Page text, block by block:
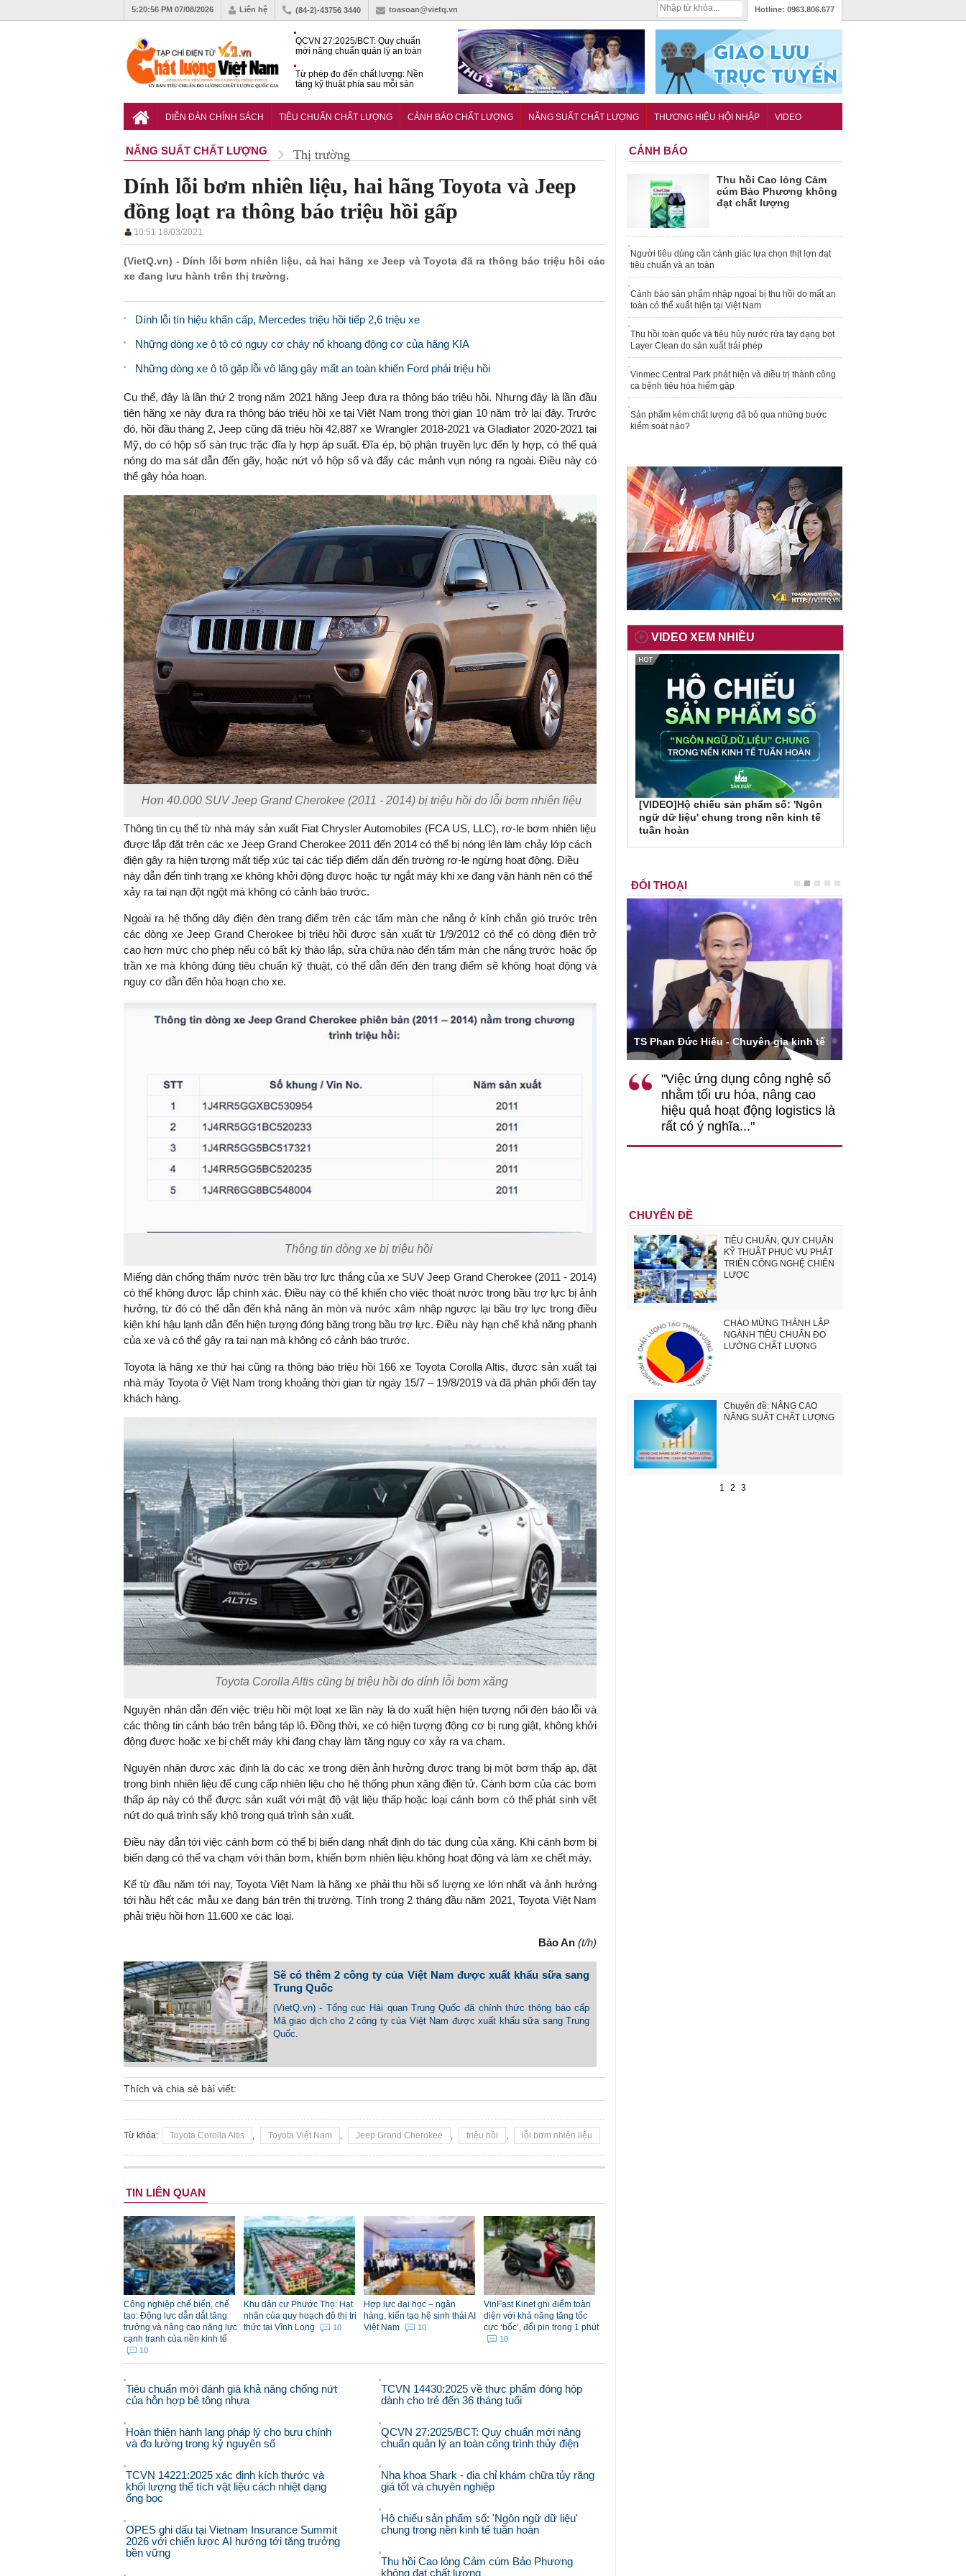
5:20:57 PM 07/08/2026 Liên hệ (84-2)-43756 3440 toasoan@vietq.vn Hotline: 0963.806.677
QCVN 27:2025/BCT: Quy chuẩn
mới nâng chuẩn quản lý an toàn
Từ phép đo đến chất lượng: Nền
tảng kỹ thuật phía sau mỗi sản
của quy hoạch đô thị tri thức tại
DIỄN ĐÀN CHÍNH SÁCH TIÊU CHUẨN CHẤT LƯỢNG CẢNH BÁO CHẤT LƯỢNG NĂNG SUẤT CHẤT LƯỢNG THƯƠNG HIỆU HỘI NHẬP VIDEO
NĂNG SUẤT CHẤT LƯỢNG Thị trường
Dính lỗi bơm nhiên liệu, hai hãng Toyota và Jeep
đồng loạt ra thông báo triệu hồi gấp
10:51 18/03/2021
(VietQ.vn) - Dính lỗi bơm nhiên liệu, cả hai hãng xe Jeep và Toyota đã ra thông báo triệu hồi các
xe đang lưu hành trên thị trường.
Dính lỗi tín hiệu khẩn cấp, Mercedes triệu hồi tiếp 2,6 triệu xe
Những dòng xe ô tô có nguy cơ cháy nổ khoang động cơ của hãng KIA
Những dòng xe ô tô gặp lỗi vô lăng gây mất an toàn khiến Ford phải triệu hồi
Cụ thể, đây là lần thứ 2 trong năm 2021 hãng Jeep đưa ra thông báo triệu hồi. Nhưng đây là lần đầu
tiên hãng xe này đưa ra thông báo triệu hồi xe tại Việt Nam trong thời gian 10 năm trở lại đây. Trước
đó, hồi đầu tháng 2,Jeep cũng đã triệu hồi 42.887 xe Wrangler 2018-2021 và Gladiator 2020-2021 tại
Mỹ, do có hộp số sàn trục trặc đĩa ly hợp áp suất. Đĩa ép, bộ phận truyền lực đến ly hợp, có thể quá
nóng do ma sát dẫn đến gãy, hoặc nứt vỏ hộp số và đẩy các mảnh vụn nóng ra ngoài. Điều này có
thể gây hỏa hoạn.
Hơn 40.000 SUV Jeep Grand Cherokee (2011 - 2014) bị triệu hồi do lỗi bơm nhiên liệu
Thông tin cụ thể từ nhà máy sản xuất Fiat Chrysler Automobiles (FCA US, LLC), rơ-le bơm nhiên liệu
được lắp đặt trên các xe Jeep Grand Cherokee 2011 đến 2014 có thể bị nóng lên làm chảy lớp cách
điện gây ra hiện tượng mất tiếp xúc tại các tiếp điểm dấn đến trường rơ-le ngừng hoạt động. Điều
này dẫn đến tình trạng xe không khởi động được hoặc tự ngắt máy khi xe đang vận hành nên có thể
xảy ra tai nạn đột ngột mà không có cảnh báo trước.
Ngoài ra hệ thống dây điện đèn trang điểm trên các tấm màn che nắng ở kính chắn gió trước trên
các dòng xe Jeep Grand Cherokee bị triệu hồi được sản xuất từ 1/9/2012 có thể có dòng điện trở
cao hơn mức cho phép nếu có bất kỳ tháo lắp, sửa chữa nào đến tấm màn che nắng trước hoặc ốp
trần xe mà không đúng tiêu chuẩn kỹ thuật, có thể dẫn đến đèn trang điểm sẽ không hoạt động và
nguy cơ dẫn đến hỏa hoạn cho xe.
Thông tin dòng xe bị triệu hồi
Miếng dán chống thấm nước trên bầu trợ lực thắng của xe SUV Jeep Grand Cherokee (2011 - 2014)
có thể không được lắp chính xác. Điều này có thể khiến cho việc thoát nước trong bầu trợ lực bị ảnh
hưởng, từ đó có thể dẫn đến khả năng ăn mòn và nước xâm nhập ngược lại bầu trợ lực trong điều
kiện khí hậu lạnh dẫn đến hiện tượng đóng băng trong bầu trợ lực. Điều này hạn chế khả năng phanh
của xe và có thể gây ra tai nạn mà không có cảnh báo trước.
Toyota là hãng xe thứ hai cũng ra thông báo triệu hồi 166 xe Toyota Corolla Altis, được sản xuất tại
nhà máy Toyota ở Việt Nam trong khoảng thời gian từ ngày 15/7 – 19/8/2019 và đã phân phối đến tay
khách hàng.
Toyota Corolla Altis cũng bị triệu hồi do dính lỗi bơm xăng
Nguyên nhân dẫn đến việc triệu hồi một loạt xe lần này là do xuất hiện hiện tượng nổi đèn báo lỗi và
các thông tin cảnh báo trên bảng táp lô. Đồng thời, xe có hiện tượng động cơ bị rung giật, không khởi
động được hoặc xe bị chết máy khi đang chạy làm tăng nguy cơ xảy ra va chạm.
Nguyên nhân được xác định là do các xe trong diện ảnh hưởng được trang bị một bơm thấp áp, đặt
trong bình nhiên liệu để cung cấp nhiên liệu cho hệ thống phun xăng điện tử. Cánh bơm của các bơm
thấp áp này có thể được sản xuất với mật độ vật liệu thấp hoặc loại cánh bơm có thể phát sinh vết
nứt do quá trình sấy khô trong quá trình sản xuất.
Điều này dẫn tới việc cánh bơm có thể bị biến dạng nhất định do tác dụng của xăng. Khi cánh bơm bị
biến dạng có thể va chạm với thân bơm, khiến bơm nhiên liệu không hoạt động và làm xe chết máy.
Kể từ đầu năm tới nay, Toyota Việt Nam là hãng xe phải thu hồi số lượng xe lớn nhất và ảnh hưởng
tới hầu hết các mẫu xe đang bán trên thị trường. Tính trong 2 tháng đầu năm 2021, Toyota Việt Nam
phải triệu hồi hơn 11.600 xe các loại.
Bảo An (t/h)
Sẽ có thêm 2 công ty của Việt Nam được xuất khẩu sữa sang
Trung Quốc
(VietQ.vn) - Tổng cục Hải quan Trung Quốc đã chính thức thông báo cấp
Mã giao dịch cho 2 công ty của Việt Nam được xuất khẩu sữa sang Trung
Quốc.
Thích và chia sẻ bài viết:
Từ khóa: Toyota Corolla Altis , Toyota Việt Nam , Jeep Grand Cherokee , triệu hồi , lỗi bơm nhiên liệu
TIN LIÊN QUAN
Công nghiệp chế biến, chế
tạo: Động lực dẫn dắt tăng
trưởng và nâng cao năng lực
cạnh tranh của nền kinh tế
10
Khu dân cư Phước Thọ: Hạt
nhân của quy hoạch đô thị tri
thức tại Vĩnh Long
10
Hợp lực đại học – ngân
hàng, kiến tạo hệ sinh thái AI
Việt Nam
10
VinFast Kinet ghi điểm toàn
diện với khả năng tăng tốc
cực ‘bốc’, đổi pin trong 1 phút
10
Tiêu chuẩn mới đánh giá khả năng chống nứt
của hỗn hợp bê tông nhựa
Hoàn thiện hành lang pháp lý cho bưu chính
và đo lường trong kỷ nguyên số
TCVN 14221:2025 xác định kích thước và
khối lượng thể tích vật liệu cách nhiệt dạng
ống bọc
OPES ghi dấu tại Vietnam Insurance Summit
2026 với chiến lược AI hướng tới tăng trưởng
bền vững
TCVN 14430:2025 về thực phẩm đóng hộp
dành cho trẻ đến 36 tháng tuổi
QCVN 27:2025/BCT: Quy chuẩn mới nâng
chuẩn quản lý an toàn công trình thủy điện
Nha khoa Shark - địa chỉ khám chữa tủy răng
giá tốt và chuyên nghiệp
Hộ chiếu sản phẩm số: 'Ngôn ngữ dữ liệu'
chung trong nền kinh tế tuần hoàn
Thu hồi Cao lỏng Cảm cúm Bảo Phương
không đạt chất lượng
CẢNH BÁO
Thu hồi Cao lỏng Cảm
cúm Bảo Phương không
đạt chất lượng
Người tiêu dùng cần cảnh giác lựa chọn thịt lợn đạt
tiêu chuẩn và an toàn
Cảnh báo sản phẩm nhập ngoại bị thu hồi do mất an
toàn có thể xuất hiện tại Việt Nam
Thu hồi toàn quốc và tiêu hủy nước rửa tay dạng bọt
Layer Clean do sản xuất trái phép
Vinmec Central Park phát hiện và điều trị thành công
ca bệnh tiêu hóa hiếm gặp
Sản phẩm kém chất lượng đã bỏ qua những bước
kiểm soát nào?
VIDEO XEM NHIỀU
[VIDEO]Hộ chiếu sản phẩm số: 'Ngôn
ngữ dữ liệu' chung trong nền kinh tế
tuần hoàn
ĐỐI THOẠI
TS. Nguyễn Đức Độ - Phó Viện trưởng
"Có rất nhiều việc phải làm
ngay từ bây giờ và trên thực tế
đang được tiến hành như tăng
đầu tư cho khoa học công
nghệ; ban hành các cơ chế
khởi nghiệp..."
Việc sử dụng hiệu quả chính
nghĩa hỗ trợ ngắn hạn mà còn
đóng vai trò tạo nền tảng cho
tăng trưởng bền vững dài hạn.
TS Phan Đức Hiếu - Chuyên gia kinh tế
"Việc ứng dụng công nghệ số
nhằm tối ưu hóa, nâng cao
hiệu quả hoạt động logistics là
rất có ý nghĩa..."
CHUYÊN ĐỀ
TIÊU CHUẨN, QUY CHUẨN
KỸ THUẬT PHỤC VỤ PHÁT
TRIỂN CÔNG NGHỆ CHIẾN
LƯỢC
CHÀO MỪNG THÀNH LẬP
NGÀNH TIÊU CHUẨN ĐO
LƯỜNG CHẤT LƯỢNG
Chuyên đề: NÂNG CAO
NĂNG SUẤT CHẤT LƯỢNG
1 2 3